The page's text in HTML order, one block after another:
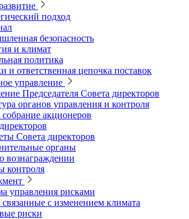
подход
безопасность
и климат
политика
и ответственная цепочка поставок
управление
Председателя Совета директоров
органов управления и контроля
акционеров
Совета директоров
органы
вознаграждении
контроля
управления рисками
с изменением климата
риски